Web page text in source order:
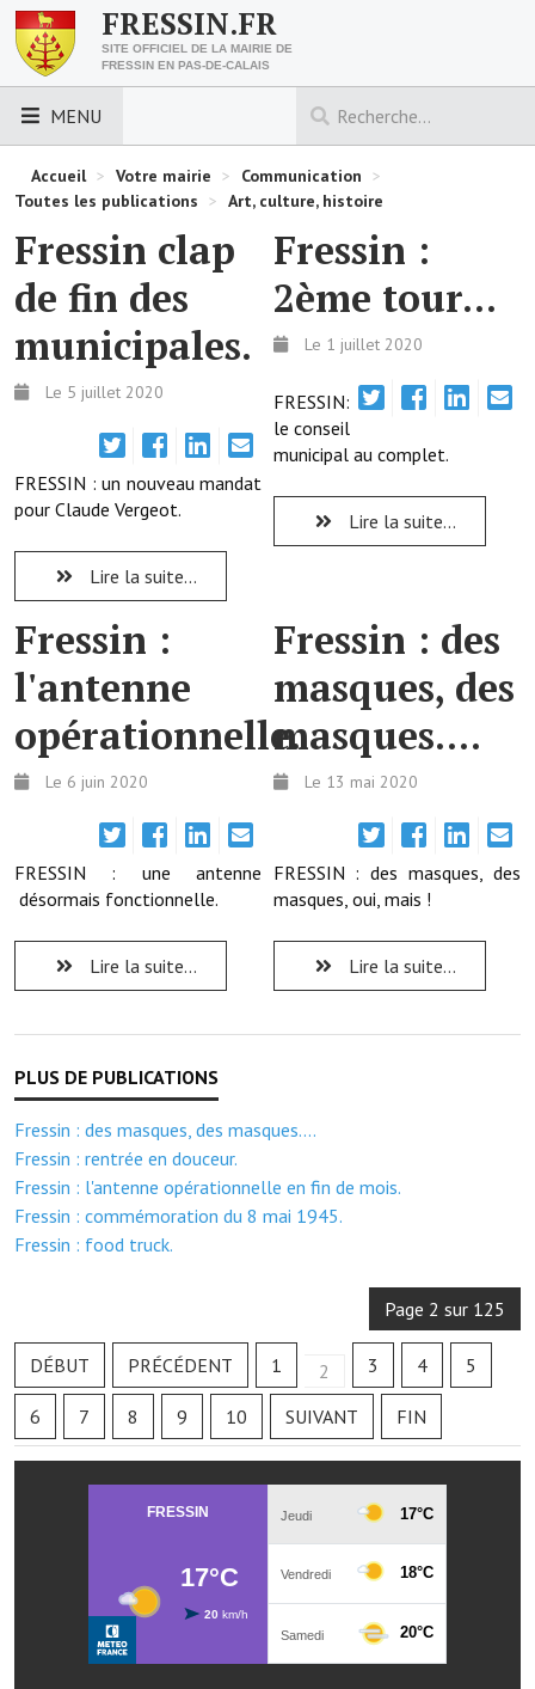
FRESSIN.FR
SITE OFFICIEL DE LA MAIRIE DE
FRESSIN EN PAS-DE-CALAIS
MENU
LES ESSENTIELS
Découvrez Fressin
Venir à Fressin
Urbanisme
Les foulées fressinoises
Démarches administratives
Projets et travaux en cours
Fêtes et manifestations
Numéros d'urgence
Terrains et maisons à vendre
VOTRE MAIRIE
Elus et agents
L'équipe municipale
Le personnel municipal
Les moyens financiers
Note de synthèse financière
Rapport d'orientation budgétaire
Actions et projets
Projets et travaux en cours
Le bulletin municipal : Fressinfo & Le Fressinois
Toutes les publications
Communauté de communes
Autres groupements
Les réseaux partenaires
L'association des maires
Accueil > Votre mairie > Communication >
Toutes les publications > Art, culture, histoire
Fressin clap
de fin des
municipales.
Le 5 juillet 2020
FRESSIN : un nouveau mandat
pour Claude Vergeot.
Lire la suite...
Fressin :
2ème tour...
Le 1 juillet 2020
FRESSIN:
le conseil
municipal au complet.
Lire la suite...
Fressin :
l'antenne
opérationnelle.
Le 6 juin 2020
FRESSIN : une antenne
désormais fonctionnelle.
Lire la suite...
Fressin : des
masques, des
masques....
Le 13 mai 2020
FRESSIN : des masques, des
masques, oui, mais !
Lire la suite...
Fressin : des masques, des masques....
Fressin : rentrée en douceur.
Fressin : l'antenne opérationnelle en fin de mois.
Fressin : commémoration du 8 mai 1945.
Fressin : food truck.
Page 2 sur 125
DÉBUT PRÉCÉDENT 1 2 3 4 5
6 7 8 9 10 SUIVANT FIN